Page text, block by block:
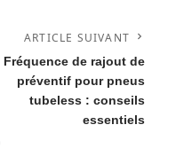
ARTICLE SUIVANT
Fréquence de rajout de
préventif pour pneus
tubeless : conseils
essentiels